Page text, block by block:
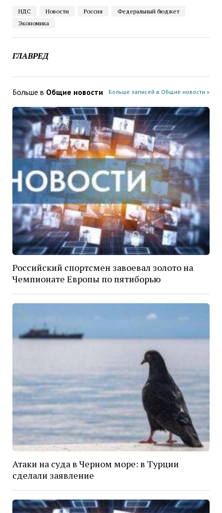
НДС Новости Россия
Федеральный бюджет
Экономика
ГЛАВРЕД
Больше в Общие новости Больше записей в Общие новости »
Российский спортсмен завоевал золото на
Чемпионате Европы по пятиборью
Атаки на суда в Черном море: в Турции
сделали заявление